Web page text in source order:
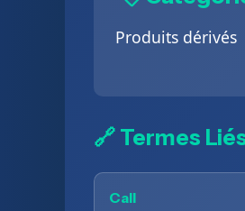
Produits dérivés
🔗 Termes
Call